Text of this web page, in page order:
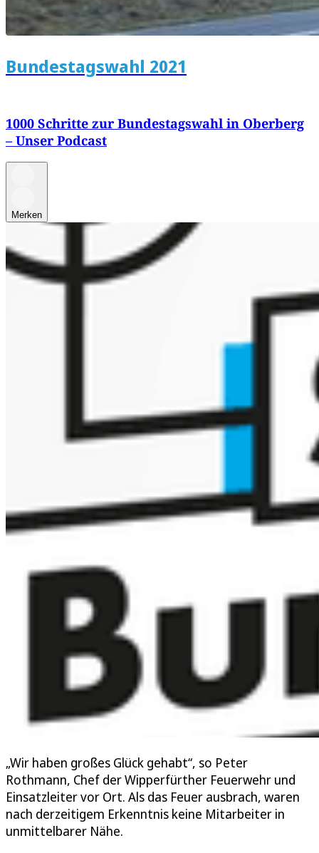
Bundestagswahl 2021
1000 Schritte zur Bundestagswahl in Oberberg
– Unser Podcast
Merken
„Wir haben großes Glück gehabt“, so Peter
Rothmann, Chef der Wipperfürther Feuerwehr und
Einsatzleiter vor Ort. Als das Feuer ausbrach, waren
nach derzeitigem Erkenntnis keine Mitarbeiter in
unmittelbarer Nähe.